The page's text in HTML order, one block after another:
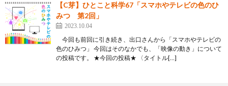
【C芽】ひとこと科学67「スマホやテレビの色のひ
みつ 第2回」
2023.10.04
今回も前回に引き続き、出口さんから「スマホやテレビの
色のひみつ」 今回はそのなかでも、「映像の動き」について
の投稿です。 ★今回の投稿★ 〈タイトル[…]